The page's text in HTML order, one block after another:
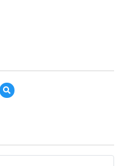
預
覽
教
案.zip